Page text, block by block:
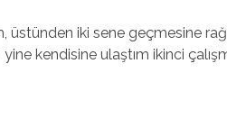
üstünden iki sene geçmesine
kendisine ulaştım ikinci